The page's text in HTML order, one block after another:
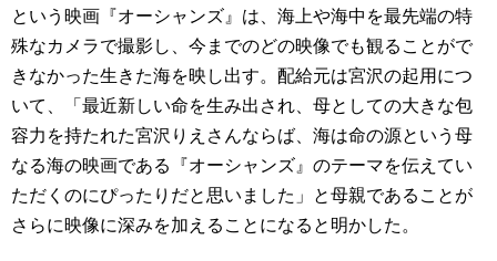
という映画『オーシャンズ』は、海上や海中を最先端の特
殊なカメラで撮影し、今までのどの映像でも観ることがで
きなかった生きた海を映し出す。配給元は宮沢の起用につ
いて、「最近新しい命を生み出され、母としての大きな包
容力を持たれた宮沢りえさんならば、海は命の源という母
なる海の映画である『オーシャンズ』のテーマを伝えてい
ただくのにぴったりだと思いました」と母親であることが
さらに映像に深みを加えることになると明かした。